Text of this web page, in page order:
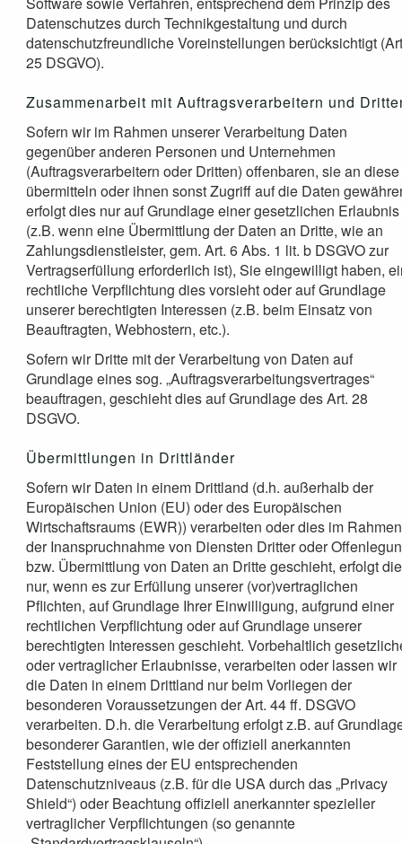
Datenschutzes durch Technikgestaltung und durch
datenschutzfreundliche Voreinstellungen berücksichtigt
25 DSGVO).
Zusammenarbeit mit Auftragsverarbeitern und
Sofern wir im Rahmen unserer Verarbeitung Daten
gegenüber anderen Personen und Unternehmen
(Auftragsverarbeitern oder Dritten) offenbaren, sie an diese
übermitteln oder ihnen sonst Zugriff auf die Daten
erfolgt dies nur auf Grundlage einer gesetzlichen Erlaubnis
(z.B. wenn eine Übermittlung der Daten an Dritte, wie an
Zahlungsdienstleister, gem. Art. 6 Abs. 1 lit. b DSGVO zur
Vertragserfüllung erforderlich ist), Sie eingewilligt haben,
rechtliche Verpflichtung dies vorsieht oder auf Grundlage
unserer berechtigten Interessen (z.B. beim Einsatz von
Beauftragten, Webhostern, etc.).
Sofern wir Dritte mit der Verarbeitung von Daten auf
Grundlage eines sog. „Auftragsverarbeitungsvertrages“
beauftragen, geschieht dies auf Grundlage des Art. 28
DSGVO.
Übermittlungen in Drittländer
Sofern wir Daten in einem Drittland (d.h. außerhalb der
Europäischen Union (EU) oder des Europäischen
Wirtschaftsraums (EWR)) verarbeiten oder dies im Rahmen
der Inanspruchnahme von Diensten Dritter oder
bzw. Übermittlung von Daten an Dritte geschieht, erfolgt
nur, wenn es zur Erfüllung unserer (vor)vertraglichen
Pflichten, auf Grundlage Ihrer Einwilligung, aufgrund einer
rechtlichen Verpflichtung oder auf Grundlage unserer
berechtigten Interessen geschieht. Vorbehaltlich
oder vertraglicher Erlaubnisse, verarbeiten oder lassen wir
die Daten in einem Drittland nur beim Vorliegen der
besonderen Voraussetzungen der Art. 44 ff. DSGVO
verarbeiten. D.h. die Verarbeitung erfolgt z.B. auf
besonderer Garantien, wie der offiziell anerkannten
Feststellung eines der EU entsprechenden
Datenschutzniveaus (z.B. für die USA durch das „Privacy
Shield“) oder Beachtung offiziell anerkannter spezieller
vertraglicher Verpflichtungen (so genannte